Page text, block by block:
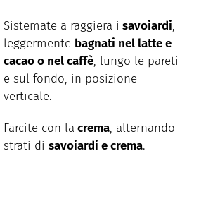
Sistemate a raggiera i savoiardi,
leggermente bagnati nel latte e
cacao o nel caffè, lungo le pareti
e sul fondo, in posizione
verticale.
Farcite con la crema, alternando
strati di savoiardi e crema.